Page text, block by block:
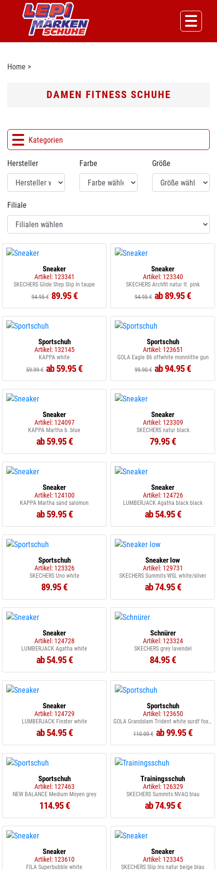
Home >
DAMEN FITNESS SCHUHE
Kategorien
Hersteller Farbe Größe
Filiale
Sneaker
Artikel: 123341
SKECHERS Glide Step Slip In taupe
94.95 € 89.95 €
Sneaker
Artikel: 123340
SKECHERS Archfit natur lt. pink
94.95 € ab 89.95 €
Sportschuh
Artikel: 132145
KAPPA white
59.99 € ab 59.95 €
Sportschuh
Artikel: 123651
GOLA Eagle 86 offwhite monnlithe gun
99.90 € ab 94.95 €
Sneaker
Artikel: 124097
KAPPA Martha b. blue
ab 59.95 €
Sneaker
Artikel: 123309
SKECHERS natur black
79.95 €
Sneaker
Artikel: 124100
KAPPA Martha sand salomon
ab 59.95 €
Sneaker
Artikel: 124726
LUMBERJACK Agatha black black
ab 54.95 €
Sportschuh
Artikel: 123326
SKECHERS Uno white
89.95 €
Sneaker low
Artikel: 129731
SKECHERS Summits WSL white/silver
ab 74.95 €
Sneaker
Artikel: 124728
LUMBERJACK Agatha white
ab 54.95 €
Schnürer
Artikel: 123324
SKECHERS grey lavendel
84.95 €
Sneaker
Artikel: 124729
LUMBERJACK Finster white
ab 54.95 €
Sportschuh
Artikel: 123650
GOLA Grandslam Trident white surdf foxglove
110.00 € ab 99.95 €
Sportschuh
Artikel: 127463
NEW BALANCE Medium Moyen grey
114.95 €
Trainingsschuh
Artikel: 126329
SKECHERS Summits NVAQ blau
ab 74.95 €
Sneaker
Artikel: 123610
FILA Superbubble white
Sneaker
Artikel: 123345
SKECHERS Slip Ins natur beige blau